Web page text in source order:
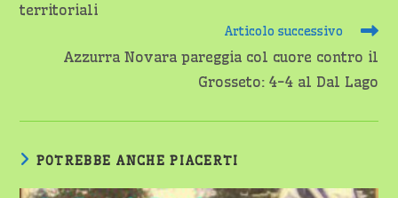
territoriali
Articolo successivo
Azzurra Novara pareggia col cuore contro il
Grosseto: 4-4 al Dal Lago
POTREBBE ANCHE PIACERTI